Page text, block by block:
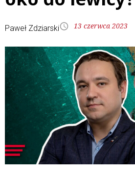
Paweł Zdziarski 13 czerwca 2023